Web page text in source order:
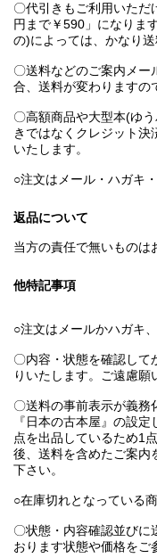
〇代引きもご利用いただ
円まで￥590」になりま
の)によっては、かなり
〇送料などのご案内メー
合、送料が変わりますの
〇高額商品や大型本(ゆ
きではなくクレジット決
いたします。
○注文はメール・ハガキ
返品について
当方の責任で無いものは
他特記事項
○注文はメールかハガキ
〇内容・状態を確認して
りいたします。ご遠慮
〇送料の事前表示が義務
『日本の古本屋』の設
点を出品しているため1
後、送料を含めたご案内
下さい。
○在庫切れとなっている
〇状態・内容確認並びに
おります状態や価格をご